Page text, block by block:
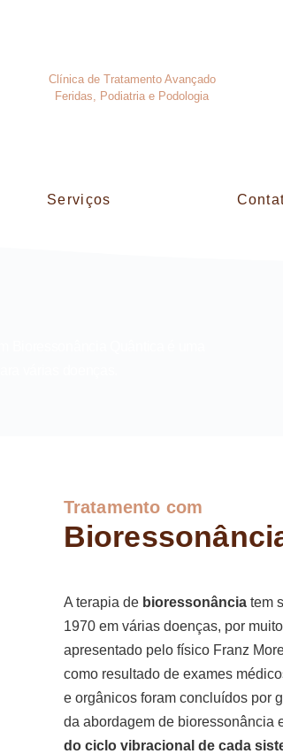
Clínica de Tratamento Avançado
Feridas, Podiatria e Podologia
Serviços
Tratamento com
A terapia de bioressonânciatem
1970 em várias doenças, por
apresentado pelo físico Franz
como resultado de exames
e orgânicos foram concluídos por
da abordagem de bioressonância
do ciclo vibracional de cada